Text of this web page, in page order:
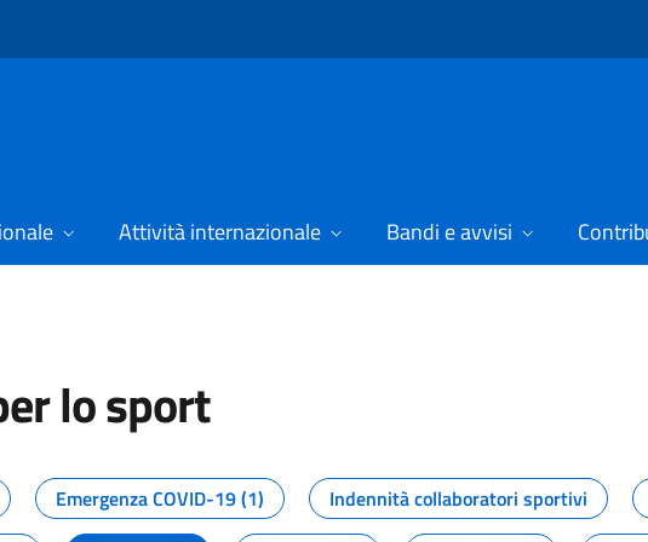
Attività internazionale Bandi e avvisi
lo sport
dal Dipartimento per lo sport
Emergenza COVID-19 (1) Indennità collaboratori sportivi